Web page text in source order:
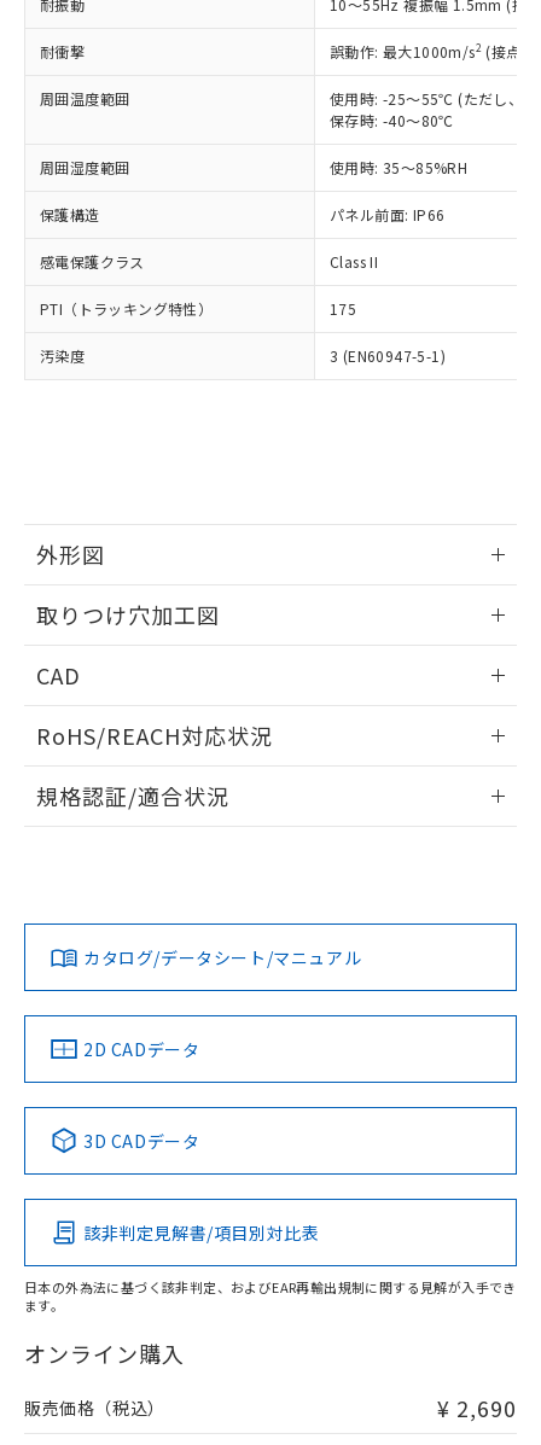
耐振動 10～55Hz 複振幅 1.5mm (接
耐衝撃 誤動作: 最大1000m/s2 (接点
周囲温度範囲
使用時: -25～55℃ (ただし、氷
保存時: -40～80℃
周囲湿度範囲 使用時: 35～85%RH
保護構造 パネル前面: IP66
感電保護クラス Class II
PTI（トラッキング特性） 175
汚染度 3 (EN60947-5-1)
外形図
取りつけ穴加工図
CAD
ドすることができます。
ログイン/会員登録
ダウンロードデータをご利用いただく前に、以下を必ずお読
みください。
ソフトウェアの使用条件
RoHS/REACH対応状況
EU RoHS 注意事項・凡例
対応済み
中国 RoHS 注意事項・凡例
Pb Hg Cd Cr(VI)
O
在庫等で未対応品が混在する可能性があります。
問い合わせください。
規格認証/適合状況
カタログ/データシート/マニュアル
2D CADデータ
3D CADデータ
該非判定見解書/項目別対比表
日本の外為法に基づく該非判定、およびEAR再輸出規制に関する見解が入手でき
ます。
オンライン購入
販売価格（税込） ¥ 2,690
正式な納期状況および標準価格はお客
様のお取引先、またはお客様担当のオ
ムロン制御機器販売店・当社販売員に
オムロン制御機器販売店や当社販売拠
販売ネットワーク
」をご確認
在庫状況および標準価格結果を当社の
事前の承諾なく第三者に漏洩または開
示しないようお願いします。
マイパーツ機能（部品リスト作成サー
ビス）をご利用いただくには、I-Web
メンバーズにご登録されている必要が
お客様が当ウェブサイト上で当社にご
指します。
但し、RoHS指令で産業用監視および制御機器に対する
適用除外項目は除く。
フタル酸エステル類の４物質については閾値を超える意
図的な使用がないことを確認しています。
部品在庫の切り替え状況などにより、予定
月が前後することがあります。
※3 非含有証明書ダウンロード
51物質の非含有証明書（当社基準）
※本証明書は発行日時点で非含有を証明す
るもので、過去に遡って非含有を証明する
ものではありません。
また、RoHS指令のフタル酸エステル類４
欄に対応日を記載しておりました。
既に当社にて対応品への在庫切替を完了
していることから、特段のことがない限
り、2022年1月12日より割愛しておりま
す。
DBP(フタル酸ジブチル) : 1000ppm、 DIBP(フタル酸ジ
イソブチル) : 1000ppm、 BBP(フタル酸ブチルベンジ
DEHP(フタル酸ビス(2-エチルヘキシル)) : 1000ppm
準値以下であることを示します。
「10」：通常の使用状況下において有害物
質が外部に漏えいし、環境に深刻な影響を
及ぼさない年数を意味します。
「－」：未確認です。当社販売部門へお問
全に破砕するなど、違法に輸出されな
いよう必要な手段を講じます。
当社は貴社製品を、核兵器、ミサイ
ル、化学兵器、生物兵器またはその他
武器並びにこれらの製造装置等に一切
当社は、貴社製品を第三者に販売する
場合は、上記1、2および3の内容を当
該第三者に通知します。また当社は、
販売先および販売に係わる関係者が違
法に輸出するおそれがある場合は、取
り引きをいたしません。
一定数には満たないが在庫あり
－
在庫なし(最新の在庫状況につ
いては、お客様のお取引先、ま
たはお客様担当のオムロン制御
機器販売店・当社販売員にご確
空
受注生産機種、また在庫状況の
情報を公開していない機種